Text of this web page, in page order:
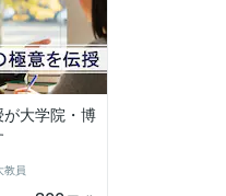
大学院・博
教員